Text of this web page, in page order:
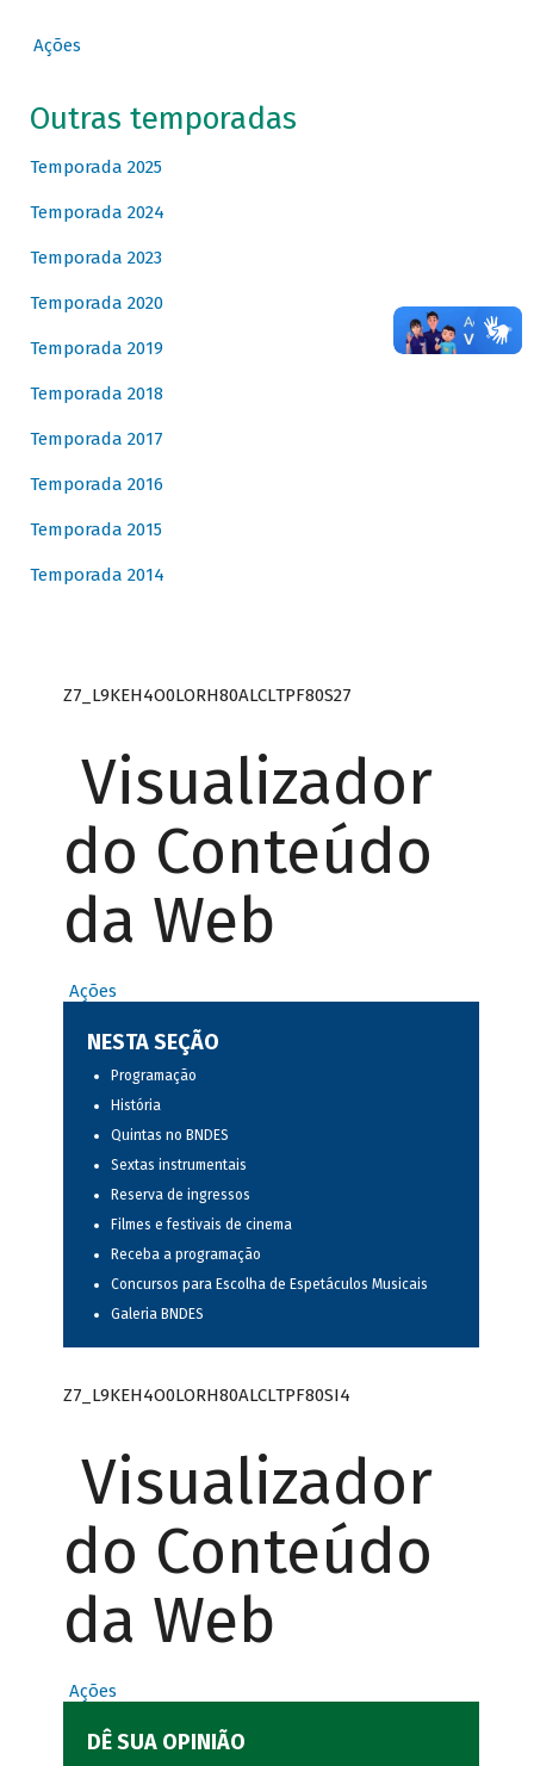
Ações
Outras temporadas
Temporada 2025
Temporada 2024
Temporada 2023
Temporada 2020
Temporada 2019
Temporada 2018
Temporada 2017
Temporada 2016
Temporada 2015
Temporada 2014
Z7_L9KEH4O0LORH80ALCLTPF80S27
Visualizador
do Conteúdo
da Web
Ações
NESTA SEÇÃO
Programação
História
Quintas no BNDES
Sextas instrumentais
Reserva de ingressos
Filmes e festivais de cinema
Receba a programação
Concursos para Escolha de Espetáculos Musicais
Galeria BNDES
Z7_L9KEH4O0LORH80ALCLTPF80SI4
Visualizador
do Conteúdo
da Web
Ações
DÊ SUA OPINIÃO